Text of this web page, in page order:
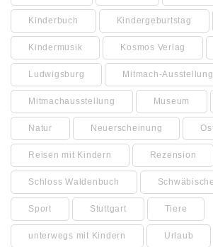
Kinderbuch Kindergeburtstag
Kindermusik Kosmos Verlag
Ludwigsburg Mitmach-Ausstellung
Mitmachausstellung Museum
Natur Neuerscheinung
Reisen mit Kindern Rezension
Schloss Waldenbuch
Sport Stuttgart Tiere
unterwegs mit Kindern Urlaub